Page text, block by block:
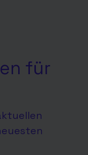
für